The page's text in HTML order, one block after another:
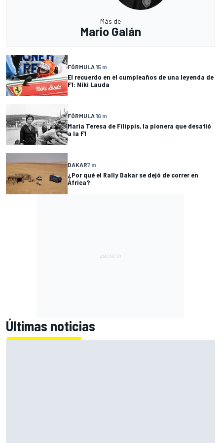
Más de
Mario Galán
FÓRMULA 15 m
El recuerdo en el cumpleaños de una leyenda de
F1: Niki Lauda
FÓRMULA 16 m
Maria Teresa de Filippis, la pionera que desafió
a la F1
DAKAR7 m
¿Por qué el Rally Dakar se dejó de correr en
África?
Últimas noticias